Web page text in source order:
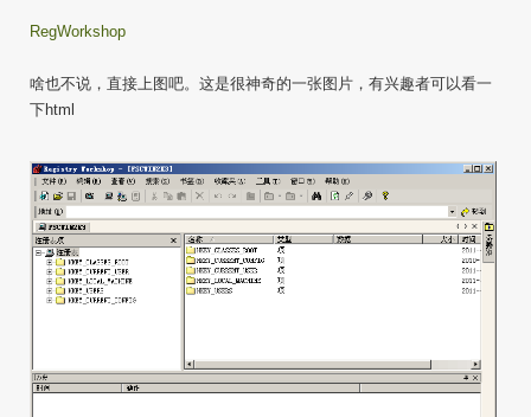
RegWorkshop
啥也不说，直接上图吧。这是很神奇的一张图片，有兴趣者可以看一
下html